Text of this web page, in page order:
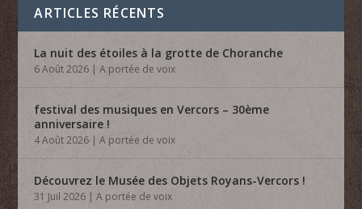
ARTICLES RÉCENTS
La nuit des étoiles à la grotte de Choranche
6 Août 2026 |A portée de voix
festival des musiques en Vercors – 30ème
anniversaire !
4 Août 2026 |A portée de voix
Découvrez le Musée des Objets Royans-Vercors !
31 Juil 2026 |A portée de voix